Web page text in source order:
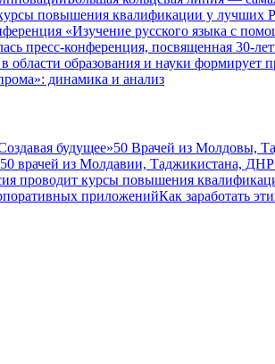
повышения квалификации у лучших
«Изучение русского языка с
пресс-конференция, посвященная 30-
образования и науки формирует
динамика и анализ
будущее»50 Врачей из Молдовы,
50 врачей из Молдавии, Таджикистана,
проводит курсы повышения
приложенийКак заработать